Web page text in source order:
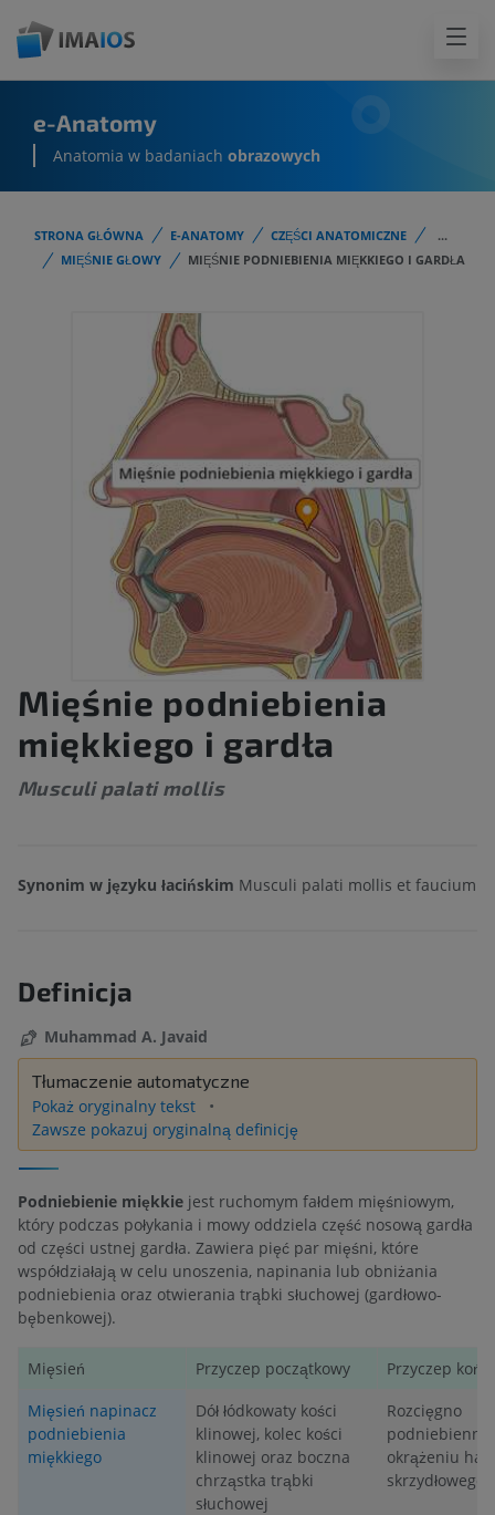
e-Anatomy
Anatomia w badaniach obrazowych
STRONA GŁÓWNA E-ANATOMY CZĘŚCI ANATOMICZNE
...
MIĘŚNIE GŁOWY
MIĘŚNIE PODNIEBIENIA MIĘKKIEGO I GARDŁA
Mięśnie podniebienia
miękkiego i gardła
Musculi palati mollis
Synonim w języku łacińskim Musculi palati mollis et faucium
Definicja
Muhammad A. Javaid
Tłumaczenie automatyczne
Pokaż oryginalny tekst
Zawsze pokazuj oryginalną definicję
Podniebienie miękkie jest ruchomym fałdem mięśniowym,
który podczas połykania i mowy oddziela część nosową gardła
od części ustnej gardła. Zawiera pięć par mięśni, które
współdziałają w celu unoszenia, napinania lub obniżania
podniebienia oraz otwierania trąbki słuchowej (gardłowo-
bębenkowej).
Mięsień Przyczep początkowy
Przyczep
Mięsień napinacz
podniebienia
miękkiego
Dół łódkowaty kości
klinowej, kolec kości
klinowej oraz boczna
chrząstka trąbki
słuchowej
Rozcięgno
podniebienne
okrążeniu
skrzydłowego)